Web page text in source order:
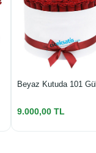
Beyaz Kutuda 101 Gül
9.000,00 TL